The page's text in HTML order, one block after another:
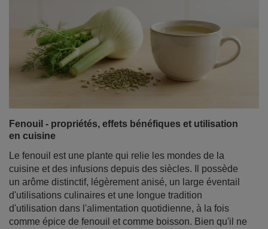
Fenouil - propriétés, effets bénéfiques et utilisation
en cuisine
Le fenouil est une plante qui relie les mondes de la
cuisine et des infusions depuis des siècles. Il possède
un arôme distinctif, légèrement anisé, un large éventail
d'utilisations culinaires et une longue tradition
d'utilisation dans l'alimentation quotidienne, à la fois
comme épice de fenouil et comme boisson. Bien qu'il ne